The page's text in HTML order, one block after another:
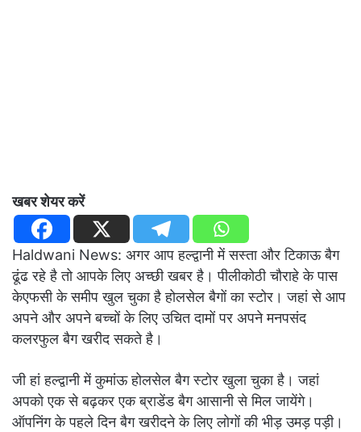
खबर शेयर करें
Haldwani News: अगर आप हल्द्वानी में सस्ता और टिकाऊ बैग
ढूंढ रहे है तो आपके लिए अच्छी खबर है। पीलीकोठी चौराहे के पास
केएफसी के समीप खुल चुका है होलसेल बैगों का स्टोर। जहां से आप
अपने और अपने बच्चों के लिए उचित दामों पर अपने मनपसंद
कलरफुल बैग खरीद सकते है।
जी हां हल्द्वानी में कुमांऊ होलसेल बैग स्टोर खुला चुका है। जहां
अपको एक से बढ़कर एक ब्राडेंड बैग आसानी से मिल जायेंगे।
ऑपनिंग के पहले दिन बैग खरीदने के लिए लोगों की भीड़ उमड़ पड़ी।